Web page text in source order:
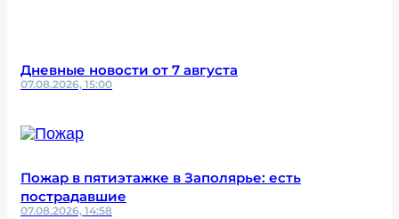
Дневные новости от 7 августа
07.08.2026, 15:00
Пожар в пятиэтажке в Заполярье: есть
пострадавшие
07.08.2026, 14:58